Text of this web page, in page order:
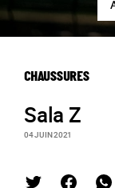
CHAUSSURES
Sala Z
04 JUIN 2021